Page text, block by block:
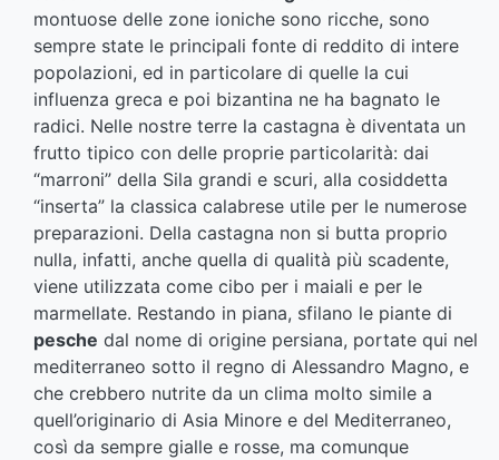
montuose delle zone ioniche sono ricche, sono
sempre state le principali fonte di reddito di intere
popolazioni, ed in particolare di quelle la cui
influenza greca e poi bizantina ne ha bagnato le
radici. Nelle nostre terre la castagna è diventata un
frutto tipico con delle proprie particolarità: dai
“marroni” della Sila grandi e scuri, alla cosiddetta
“inserta” la classica calabrese utile per le numerose
preparazioni. Della castagna non si butta proprio
nulla, infatti, anche quella di qualità più scadente,
viene utilizzata come cibo per i maiali e per le
marmellate. Restando in piana, sfilano le piante di
pesche dal nome di origine persiana, portate qui nel
mediterraneo sotto il regno di Alessandro Magno, e
che crebbero nutrite da un clima molto simile a
quell’originario di Asia Minore e del Mediterraneo,
così da sempre gialle e rosse, ma comunque